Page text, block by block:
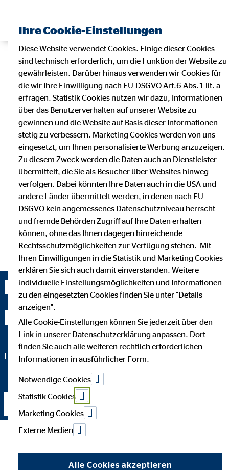
Kai Buchholz —
Minden
Landesdirektor für die OVB Vermögensberatung AG
Kontakt aufnehmen
Ihre Cookie-Einstellungen
Diese Website verwendet Cookies. Einige dieser Cookies
sind technisch erforderlich, um die Funktion der Website zu
gewährleisten. Darüber hinaus verwenden wir Cookies für
die wir Ihre Einwilligung nach EU-DSGVO Art.6 Abs.1 lit. a
erfragen. Statistik Cookies nutzen wir dazu, Informationen
über das Benutzerverhalten auf unserer Website zu
gewinnen und die Website auf Basis dieser Informationen
stetig zu verbessern. Marketing Cookies werden von uns
eingesetzt, um Ihnen personalisierte Werbung anzuzeigen.
Zu diesem Zweck werden die Daten auch an Dienstleister
übermittelt, die Sie als Besucher über Websites hinweg
verfolgen. Dabei könnten Ihre Daten auch in die USA und
andere Länder übermittelt werden, in denen nach EU-
DSGVO kein angemessenes Datenschutzniveau herrscht
und fremde Behörden Zugriff auf Ihre Daten erhalten
können, ohne das Ihnen dagegen hinreichende
Rechtsschutzmöglichkeiten zur Verfügung stehen. Mit
Ihren Einwilligungen in die Statistik und Marketing Cookies
erklären Sie sich auch damit einverstanden. Weitere
individuelle Einstellungsmöglichkeiten und Informationen
zu den eingesetzten Cookies finden Sie unter "Details
anzeigen".
Alle Cookie-Einstellungen können Sie jederzeit über den
Link in unserer Datenschutzerklärung anpassen. Dort
finden Sie auch alle weiteren rechtlich erforderlichen
Informationen in ausführlicher Form.
Notwendige Cookies
Statistik Cookies
Marketing Cookies
Externe Medien
Alle Cookies akzeptieren